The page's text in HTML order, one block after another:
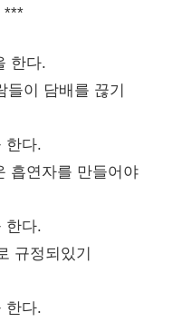
***
한다.
들이 담배를 끊기
한다.
흡연자를 만들어야
한다.
규정되있기
한다.